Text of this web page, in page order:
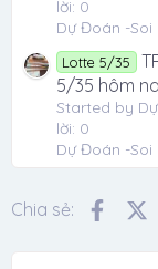
lời: 0
Dự Đoán -Soi
Lotte 5/35
5/35 hôm
Started by
lời: 0
Dự Đoán -Soi
Chia sẻ: